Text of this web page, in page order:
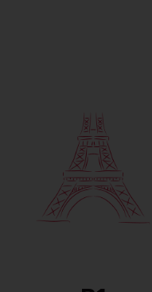
La comunicación es
espontánea. Tiene el
vocabulario suficiente
enfrentar cualquier
situación. Se expresa de
manera construida tanto
francés escrito como en
francés oral usando
estructuras apropiadas.